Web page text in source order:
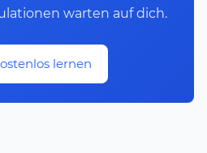
warten auf dich.
lernen